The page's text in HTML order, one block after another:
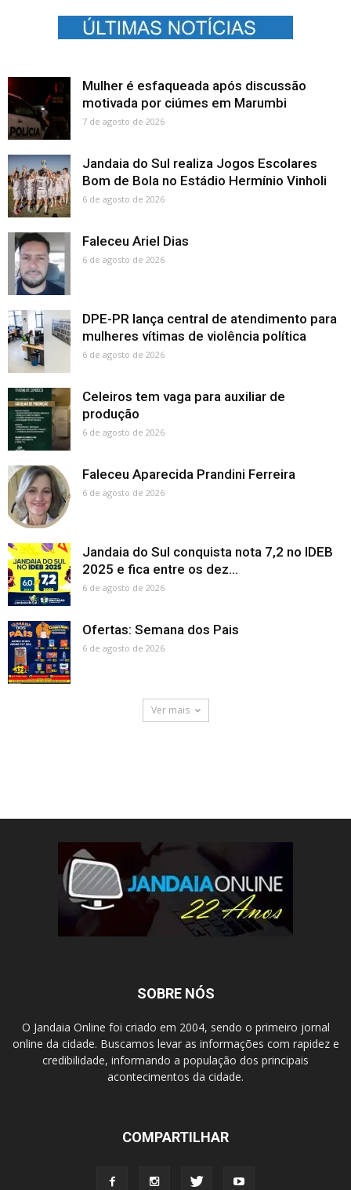
Mulher é esfaqueada após discussão
motivada por ciúmes em Marumbi
7 de agosto de 2026
Jandaia do Sul realiza Jogos Escolares
Bom de Bola no Estádio Hermínio Vinholi
6 de agosto de 2026
Faleceu Ariel Dias
6 de agosto de 2026
DPE-PR lança central de atendimento para
mulheres vítimas de violência política
6 de agosto de 2026
Celeiros tem vaga para auxiliar de
produção
6 de agosto de 2026
Faleceu Aparecida Prandini Ferreira
6 de agosto de 2026
Jandaia do Sul conquista nota 7,2 no IDEB
2025 e fica entre os dez...
6 de agosto de 2026
Ofertas: Semana dos Pais
6 de agosto de 2026
Ver mais
SOBRE NÓS
O Jandaia Online foi criado em 2004, sendo o primeiro jornal
online da cidade. Buscamos levar as informações com rapidez e
credibilidade, informando a população dos principais
acontecimentos da cidade.
COMPARTILHAR